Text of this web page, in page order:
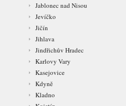
Jablonec nad Nisou
Jevíčko
Jičín
Jihlava
Jindřichův Hradec
Karlovy Vary
Kasejovice
Kdyně
Kladno